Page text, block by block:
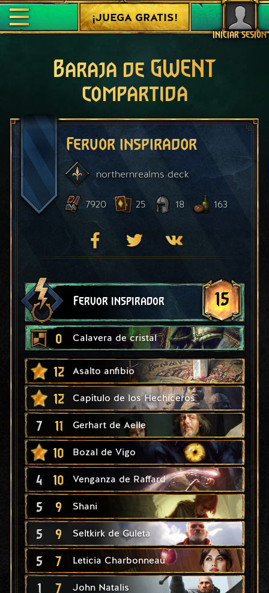
INICIAR SESIÓN
¡JUEGA GRATIS!
Baraja de GWENT
compartida
Fervor inspirador
northernrealmsdeck
7920 25 18 163
Fervor inspirador 15
0 Calavera de cristal
12 Asalto anfibio
12 Capítulo de los Hechiceros
7 11 Gerhart de Aelle
10 Bozal de Vigo
4 10 Venganza de Raffard
5 9 Shani
5 9 Seltkirk de Guleta
5 7 Leticia Charbonneau
1 7 John Natalis